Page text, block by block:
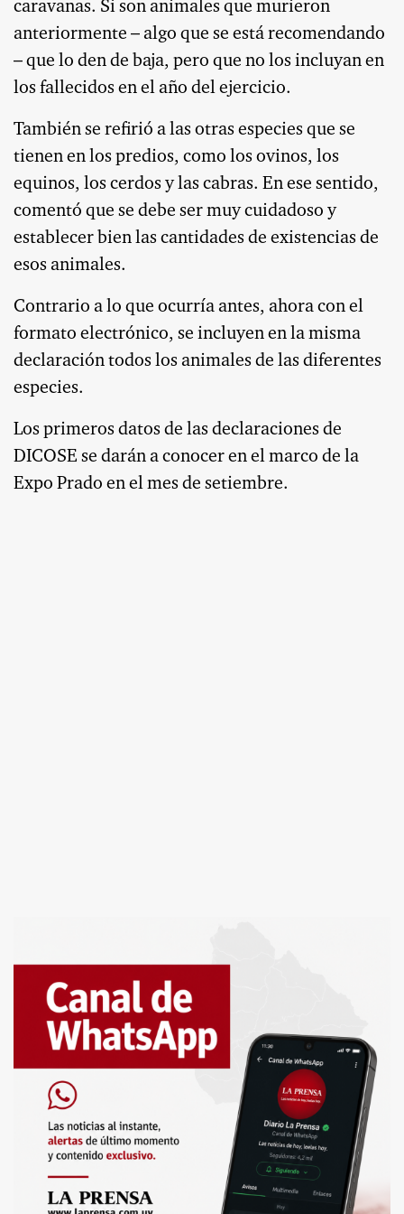
caravanas. Si son animales que murieron
anteriormente – algo que se está recomendando
– que lo den de baja, pero que no los incluyan en
los fallecidos en el año del ejercicio.
También se refirió a las otras especies que se
tienen en los predios, como los ovinos, los
equinos, los cerdos y las cabras. En ese sentido,
comentó que se debe ser muy cuidadoso y
establecer bien las cantidades de existencias de
esos animales.
Contrario a lo que ocurría antes, ahora con el
formato electrónico, se incluyen en la misma
declaración todos los animales de las diferentes
especies.
Los primeros datos de las declaraciones de
DICOSE se darán a conocer en el marco de la
Expo Prado en el mes de setiembre.